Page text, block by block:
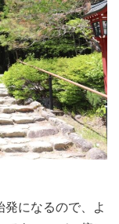
になるので、よ